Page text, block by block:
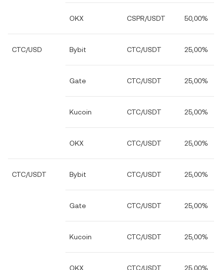
OKX CSPR/USDT 50,00%
CTC/USD Bybit CTC/USDT 25,00%
Gate CTC/USDT 25,00%
Kucoin CTC/USDT 25,00%
OKX CTC/USDT 25,00%
CTC/USDT Bybit CTC/USDT 25,00%
Gate CTC/USDT 25,00%
Kucoin CTC/USDT 25,00%
OKX CTC/USDT 25,00%